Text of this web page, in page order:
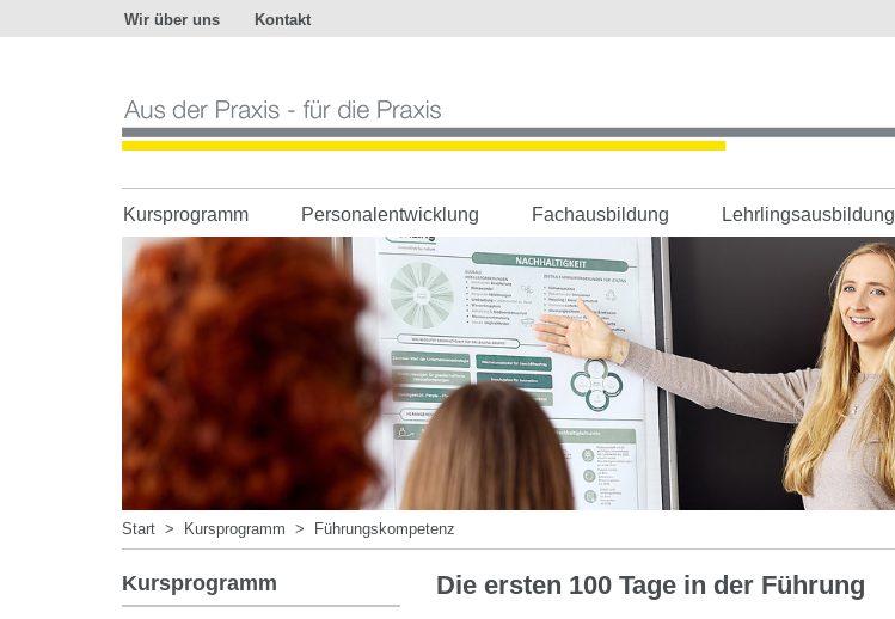
Wir über uns Kontakt
der
Praxis
-
die
Praxis
Kursprogramm Personalentwicklung Fachausbildung Lehrlingsausbildung
Start > Kursprogramm > Führungskompetenz
Kursprogramm Führungskompetenz
Die ersten 100 Tage in der Führung